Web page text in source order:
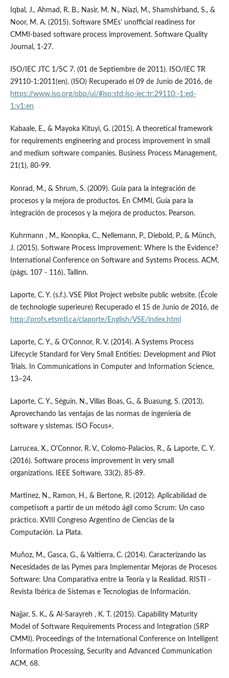
Iqbal, J., Ahmad, R. B., Nasir, M. N., Niazi, M., Shamshirband, S., &
Noor, M. A. (2015). Software SMEs’ unofficial readiness for
CMMI-based software process improvement. Software Quality
Journal, 1-27.
ISO/IEC JTC 1/SC 7. (01 de Septiembre de 2011). ISO/IEC TR
29110-1:2011(en). (ISO) Recuperado el 09 de Junio de 2016, de
https://www.iso.org/obp/ui/#iso:std:iso-iec:tr:29110:-1:ed-
1:v1:en
Kabaale, E., & Mayoka Kituyi, G. (2015). A theoretical framework
for requirements engineering and process improvement in small
and medium software companies. Business Process Management,
21(1), 80-99.
Konrad, M., & Shrum, S. (2009). Guía para la integración de
procesos y la mejora de productos. En CMMI, Guía para la
integración de procesos y la mejora de productos. Pearson.
Kuhrmann , M., Konopka, C., Nellemann, P., Diebold, P., & Münch,
J. (2015). Software Process Improvement: Where Is the Evidence?
International Conference on Software and Systems Process. ACM,
(págs. 107 - 116). Tallinn.
Laporte, C. Y. (s.f.). VSE Pilot Project website public website. (École
de technologie superieure) Recuperado el 15 de Junio de 2016, de
http://profs.etsmtl.ca/claporte/English/VSE/index.html
Laporte, C. Y., & O’Connor, R. V. (2014). A Systems Process
Lifecycle Standard for Very Small Entities: Development and Pilot
Trials. In Communications in Computer and Information Science,
13–24.
Laporte, C. Y., Séguin, N., Villas Boas, G., & Buasung, S. (2013).
Aprovechando las ventajas de las normas de ingeniería de
software y sistemas. ISO Focus+.
Larrucea, X., O'Connor, R. V., Colomo-Palacios, R., & Laporte, C. Y.
(2016). Software process improvement in very small
organizations. IEEE Software, 33(2), 85-89.
Martinez, N., Ramon, H., & Bertone, R. (2012). Aplicabilidad de
competisoft a partir de un método ágil como Scrum: Un caso
práctico. XVIII Congreso Argentino de Ciencias de la
Computación. La Plata.
Muñoz, M., Gasca, G., & Valtierra, C. (2014). Caracterizando las
Necesidades de las Pymes para Implementar Mejoras de Procesos
Software: Una Comparativa entre la Teoría y la Realidad. RISTI -
Revista Ibérica de Sistemas e Tecnologias de Información.
Najjar, S. K., & Al-Sarayreh , K. T. (2015). Capability Maturity
Model of Software Requirements Process and Integration (SRP
CMMI). Proceedings of the International Conference on Intelligent
Information Processing, Security and Advanced Communication
ACM, 68.